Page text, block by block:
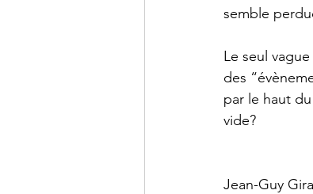
semble
Le seul
des
par le haut
vide?
Jean-Guy